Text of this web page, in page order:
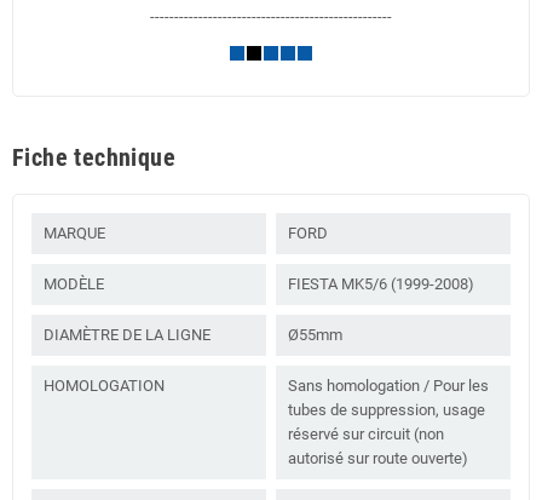
--------------------------------------------------
Fiche technique
MARQUE FORD
MODÈLE FIESTA MK5/6 (1999-2008)
DIAMÈTRE DE LA LIGNE Ø55mm
HOMOLOGATION
Sans homologation / Pour les
tubes de suppression, usage
réservé sur circuit (non
autorisé sur route ouverte)